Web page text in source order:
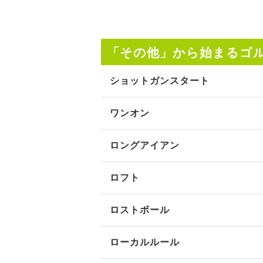
「その他」から始まるゴ
ショットガンスタート
ワンオン
ロングアイアン
ロフト
ロストボール
ローカルルール